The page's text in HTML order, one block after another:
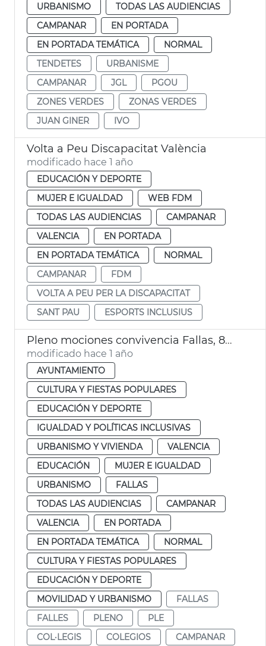
URBANISMO
TODAS LAS AUDIENCIAS
CAMPANAR
EN PORTADA
EN PORTADA TEMÁTICA
NORMAL
TENDETES
URBANISME
CAMPANAR
JGL
PGOU
ZONES VERDES
ZONAS VERDES
JUAN GINER
IVO
Volta a Peu Discapacitat València
modificado hace 1 año
EDUCACIÓN Y DEPORTE
MUJER E IGUALDAD
WEB FDM
TODAS LAS AUDIENCIAS
CAMPANAR
VALENCIA
EN PORTADA
EN PORTADA TEMÁTICA
NORMAL
CAMPANAR
FDM
VOLTA A PEU PER LA DISCAPACITAT
SANT PAU
ESPORTS INCLUSIUS
Pleno mociones convivencia Fallas, 8M y consulta lengua
modificado hace 1 año
AYUNTAMIENTO
CULTURA Y FIESTAS POPULARES
EDUCACIÓN Y DEPORTE
IGUALDAD Y POLÍTICAS INCLUSIVAS
URBANISMO Y VIVIENDA
VALENCIA
EDUCACIÓN
MUJER E IGUALDAD
URBANISMO
FALLAS
TODAS LAS AUDIENCIAS
CAMPANAR
VALENCIA
EN PORTADA
EN PORTADA TEMÁTICA
NORMAL
CULTURA Y FIESTAS POPULARES
EDUCACIÓN Y DEPORTE
MOVILIDAD Y URBANISMO
FALLAS
FALLES
PLENO
PLE
COL·LEGIS
COLEGIOS CAMPANAR